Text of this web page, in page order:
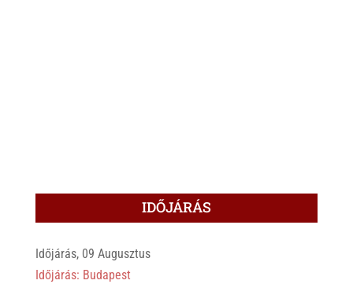
IDŐJÁRÁS
Időjárás, 09 Augusztus
Időjárás: Budapest